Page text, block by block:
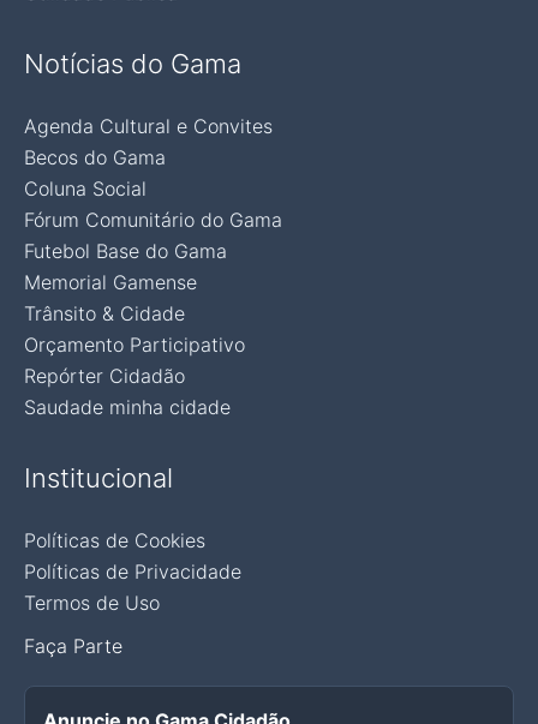
Notícias do Gama
Agenda Cultural e Convites
Becos do Gama
Coluna Social
Fórum Comunitário do Gama
Futebol Base do Gama
Memorial Gamense
Trânsito & Cidade
Orçamento Participativo
Repórter Cidadão
Saudade minha cidade
Institucional
Políticas de Cookies
Políticas de Privacidade
Termos de Uso
Faça Parte